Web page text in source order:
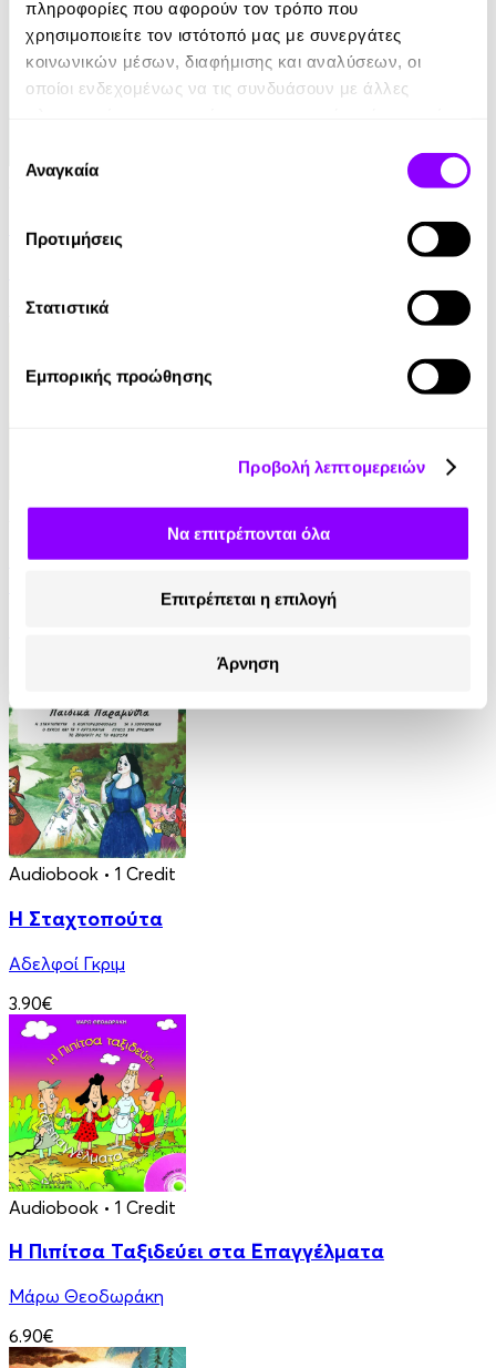
πληροφορίες που αφορούν τον τρόπο που
χρησιμοποιείτε τον ιστότοπό μας με συνεργάτες
κοινωνικών μέσων, διαφήμισης και αναλύσεων, οι
οποίοι ενδεχομένως να τις συνδυάσουν με άλλες
των υπηρεσιών τους.
συγκατάθεσης
Αναγκαία
Προτιμήσεις
Στατιστικά
Εμπορικής προώθησης
Προβολή λεπτομερειών
Να επιτρέπονται όλα
Επιτρέπεται η επιλογή
Άρνηση
Audiobook
Το Σαμοβάρι με τα Παραμύθια - Η Μύτη
3.90€
Audiobook • 1 Credit
Ταξίδια στη Μυθολογία - Κατορθώματα και
Audiobook • 1 Credit
Η Σταχτοπούτα
Αδελφοί Γκριμ
3.90€
Audiobook • 1 Credit
Η Πιπίτσα Ταξιδεύει στα Επαγγέλματα
Μάρω Θεοδωράκη
6.90€